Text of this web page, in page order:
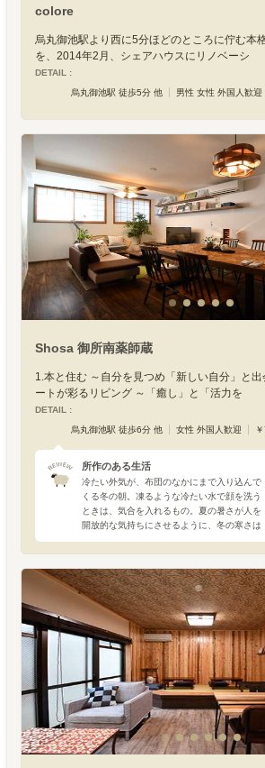
colore
烏丸御池駅より西に5分ほどのところに佇む本
を、2014年2月、シェアハウスにリノベーシ
DETAIL :
烏丸御池駅 徒歩5分 他
男性 女性 外国人歓迎
Shosa 御所南薬師蔵
1.本と住む ～自分を見つめ「新しい自分」と
ートが彩るリビング ～「癒し」と「活力を
DETAIL :
烏丸御池駅 徒歩6分 他
女性 外国人歓迎
所作のある生活
冷たい外気が、布団のなかにまで入り込んで
くる冬の朝。凍るような冷たい水で顔を洗う
ときは、気合を入れるもの。夏の暑さが人を
開放的な気持ちにさせるように、冬の寒さは
い乱れてしまう人の所作。気合を入れる場面
の多い冬には、所作の